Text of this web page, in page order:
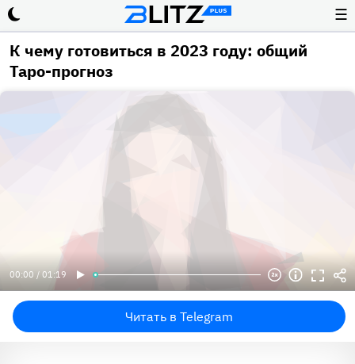
☰
К чему готовиться в 2023 году: общий
Таро-прогноз
00:00 / 01:19
Читать в Telegram